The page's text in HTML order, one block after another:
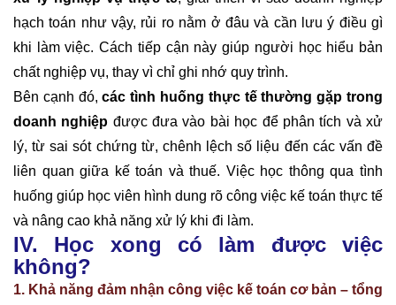
hạch toán như vậy, rủi ro nằm ở đâu và cần lưu ý điều gì
khi làm việc. Cách tiếp cận này giúp người học hiểu bản
chất nghiệp vụ, thay vì chỉ ghi nhớ quy trình.
Bên cạnh đó,các tình huống thực tế thường gặp trong
doanh nghiệp được đưa vào bài học để phân tích và xử
lý, từ sai sót chứng từ, chênh lệch số liệu đến các vấn đề
liên quan giữa kế toán và thuế. Việc học thông qua tình
huống giúp học viên hình dung rõ công việc kế toán thực tế
và nâng cao khả năng xử lý khi đi làm.
IV. Học xong có làm được việc
không?
1. Khả năng đảm nhận công việc kế toán cơ bản – tổng